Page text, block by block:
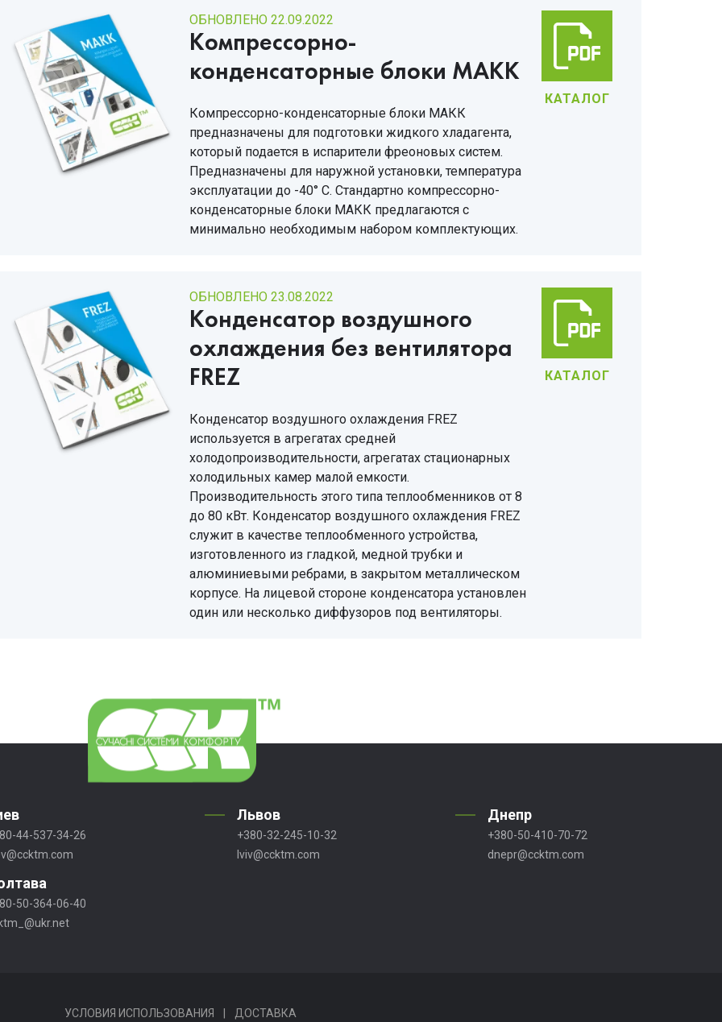
ОБНОВЛЕНО 22.09.2022
Компрессорно-
конденсаторные блоки МАКК
Компрессорно-конденсаторные блоки МАКК
предназначены для подготовки жидкого хладагента,
который подается в испарители фреоновых систем.
Предназначены для наружной установки, температура
эксплуатации до -40° С. Стандартно компрессорно-
конденсаторные блоки МАКК предлагаются с
минимально необходимым набором комплектующих.
КАТАЛОГ
ОБНОВЛЕНО 23.08.2022
Конденсатор воздушного
охлаждения без вентилятора
FREZ
Конденсатор воздушного охлаждения FREZ
используется в агрегатах средней
холодопроизводительности, агрегатах стационарных
холодильных камер малой емкости.
Производительность этого типа теплообменников от 8
до 80 кВт. Конденсатор воздушного охлаждения FREZ
служит в качестве теплообменного устройства,
изготовленного из гладкой, медной трубки и
алюминиевыми ребрами, в закрытом металлическом
корпусе. На лицевой стороне конденсатора установлен
один или несколько диффузоров под вентиляторы.
КАТАЛОГ
44-537-34-26
Львов
+380-32-245-10-32
lviv@ccktm.com
Днепр
+380-50-410-70-72
dnepr@ccktm.com
50-364-06-40
УСЛОВИЯ ИСПОЛЬЗОВАНИЯ ДОСТАВКА